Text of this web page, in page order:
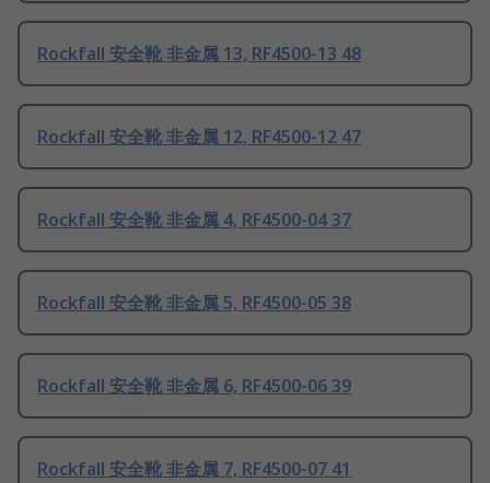
Rockfall 安全靴 非金属 13, RF4500-13 48
Rockfall 安全靴 非金属 12, RF4500-12 47
Rockfall 安全靴 非金属 4, RF4500-04 37
Rockfall 安全靴 非金属 5, RF4500-05 38
Rockfall 安全靴 非金属 6, RF4500-06 39
Rockfall 安全靴 非金属 7, RF4500-07 41